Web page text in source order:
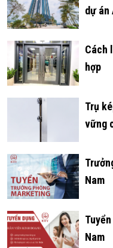
dự án
Cách
hợp
Trụ
vững
Nam
Nam